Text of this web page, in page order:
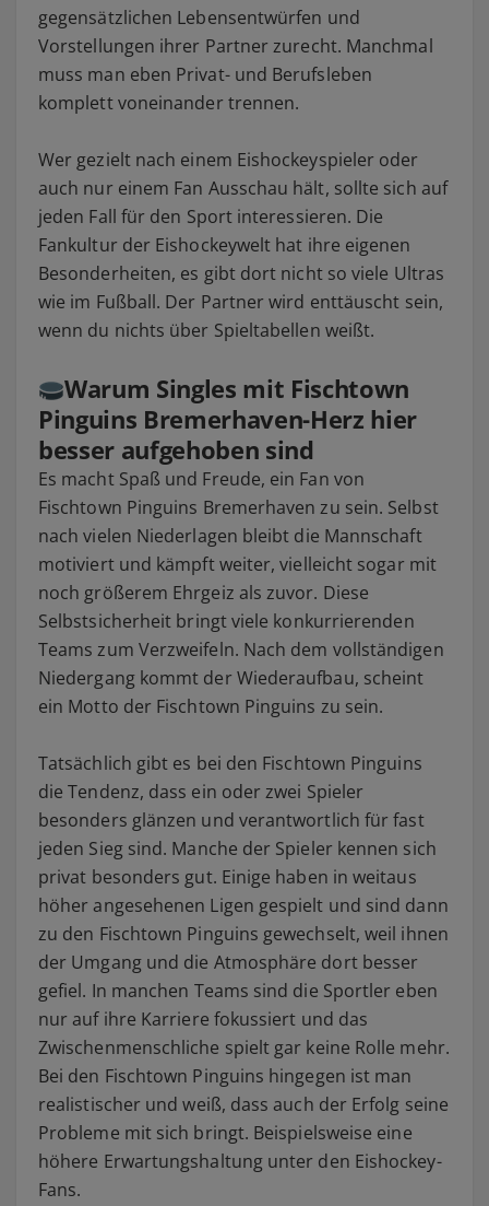
gegensätzlichen Lebensentwürfen und
Vorstellungen ihrer Partner zurecht. Manchmal
muss man eben Privat- und Berufsleben
komplett voneinander trennen.
Wer gezielt nach einem Eishockeyspieler oder
auch nur einem Fan Ausschau hält, sollte sich auf
jeden Fall für den Sport interessieren. Die
Fankultur der Eishockeywelt hat ihre eigenen
Besonderheiten, es gibt dort nicht so viele Ultras
wie im Fußball. Der Partner wird enttäuscht sein,
wenn du nichts über Spieltabellen weißt.
Warum Singles mit Fischtown
Pinguins Bremerhaven-Herz hier
besser aufgehoben sind
Es macht Spaß und Freude, ein Fan von
Fischtown Pinguins Bremerhaven zu sein. Selbst
nach vielen Niederlagen bleibt die Mannschaft
motiviert und kämpft weiter, vielleicht sogar mit
noch größerem Ehrgeiz als zuvor. Diese
Selbstsicherheit bringt viele konkurrierenden
Teams zum Verzweifeln. Nach dem vollständigen
Niedergang kommt der Wiederaufbau, scheint
ein Motto der Fischtown Pinguins zu sein.
Tatsächlich gibt es bei den Fischtown Pinguins
die Tendenz, dass ein oder zwei Spieler
besonders glänzen und verantwortlich für fast
jeden Sieg sind. Manche der Spieler kennen sich
privat besonders gut. Einige haben in weitaus
höher angesehenen Ligen gespielt und sind dann
zu den Fischtown Pinguins gewechselt, weil ihnen
der Umgang und die Atmosphäre dort besser
gefiel. In manchen Teams sind die Sportler eben
nur auf ihre Karriere fokussiert und das
Zwischenmenschliche spielt gar keine Rolle mehr.
Bei den Fischtown Pinguins hingegen ist man
realistischer und weiß, dass auch der Erfolg seine
Probleme mit sich bringt. Beispielsweise eine
höhere Erwartungshaltung unter den Eishockey-
Fans.